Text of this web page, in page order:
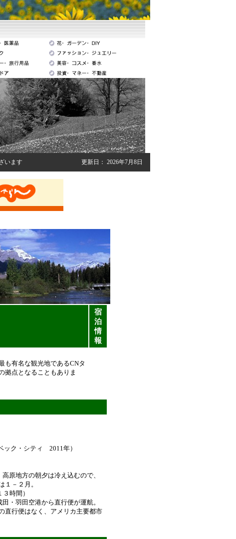
います 更新日： 2026年7月8日
宿
泊
情
報
も有名な観光地であるCNタ
拠点となることもありま
ク・シティ 2011年）
地方の朝夕は冷え込むので、
１－２月。
時間）
羽田空港から直行便が運航。
行便はなく、アメリカ主要都市